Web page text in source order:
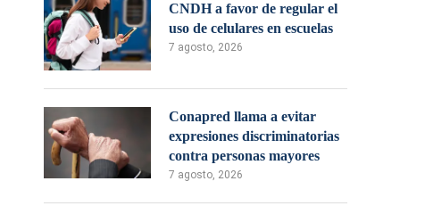
CNDH a favor de regular el
uso de celulares en escuelas
7 agosto, 2026
Conapred llama a evitar
expresiones discriminatorias
contra personas mayores
7 agosto, 2026